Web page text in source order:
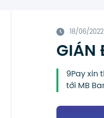
18/06/2022
GIÁN
9Pay xin
tới MB